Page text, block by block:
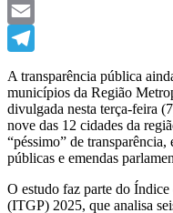
Facebook
Email
A transparência pública
municípios da Região
divulgada nesta terça-feira
nove das 12 cidades da
“péssimo” de transparência,
públicas e emendas
O estudo faz parte do
(ITGP) 2025, que analisa